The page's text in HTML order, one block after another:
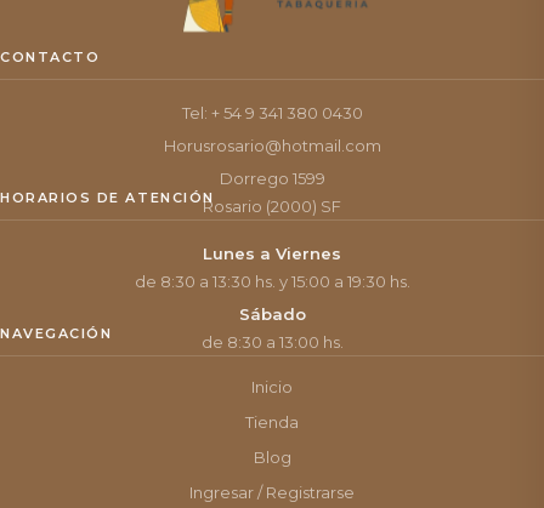
CONTACTO
Tel: + 54 9 341 380 0430
Horusrosario@hotmail.com
Dorrego 1599
Rosario (2000) SF
HORARIOS DE ATENCIÓN
Lunes a Viernes
de 8:30 a 13:30 hs. y 15:00 a 19:30 hs.
Sábado
de 8:30 a 13:00 hs.
NAVEGACIÓN
Inicio
Tienda
Blog
Ingresar / Registrarse